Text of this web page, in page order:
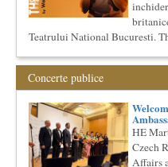
Societatea Muzicala
cotidiene, de nivel academic,
semestre),...
Cursul de Sociologie
Societatea Muzicala
parteneriat cu Facultatea de
Univ...
Locurile Culturii
Catalogul spatiilor in care se
culturale
Teatrului National Bucuresti.
Concerte publice
HE
Czech
Affairs